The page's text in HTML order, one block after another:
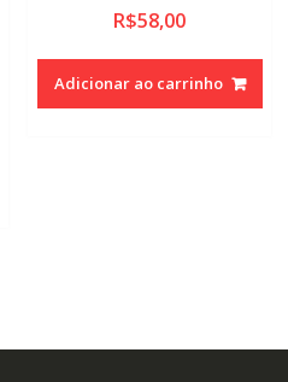
R$58,00
Adicionar ao carrinho